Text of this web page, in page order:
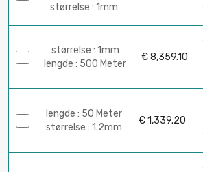
størrelse : 1mm
størrelse : 1mm
lengde : 500 Meter
€ 8,359.10
lengde : 50 Meter
størrelse : 1.2mm
€ 1,339.20